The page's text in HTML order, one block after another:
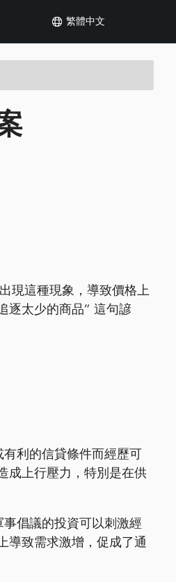
繁體中文
現這種現象，導致價格上
逐太少的商品” 這句諺
利的信貸條件而經歷可
成上行壓力，特別是在供
倡議的投資可以刺激經
導致需求激增，促成了通